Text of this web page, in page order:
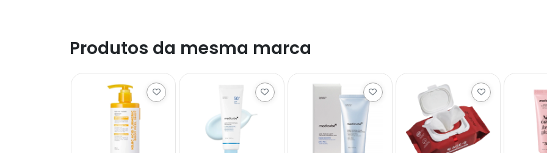
Produtos da mesma marca